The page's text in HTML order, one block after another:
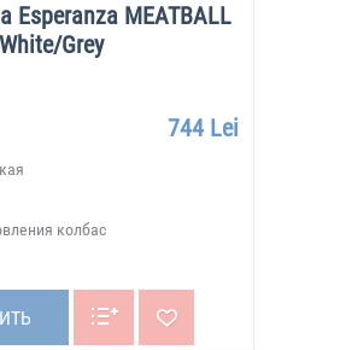
Esperanza MEATBALL
Grey
744 Lei
колбас